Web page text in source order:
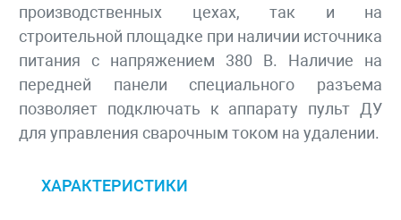
производственных цехах, так и на
строительной площадке при наличии источника
питания с напряжением 380 В. Наличие на
передней панели специального разъема
позволяет подключать к аппарату пульт ДУ
для управления сварочным током на удалении.
ХАРАКТЕРИСТИКИ